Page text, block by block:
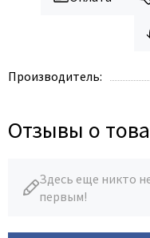
Производитель:
Отзывы о
Здесь еще никто
первым!